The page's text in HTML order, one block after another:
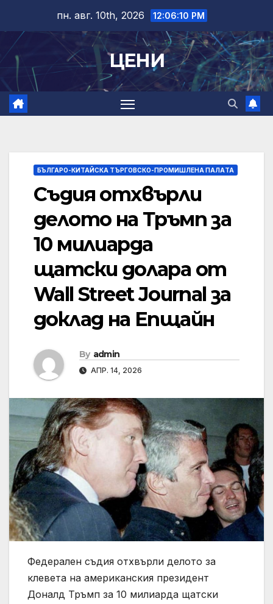
content
пн. авг. 10th, 2026 12:06:10 PM
ЦЕНИ
БЪЛГАРО-КИТАЙСКА ТЪРГОВСКО-ПРОМИШЛЕНА ПАЛAТА
Съдия отхвърли
делото на Тръмп за
10 милиарда
щатски долара от
Wall Street Journal за
доклад на Епщайн
By admin
АПР. 14, 2026
Федерален съдия отхвърли делото за
клевета на американския президент
Доналд Тръмп за 10 милиарда щатски